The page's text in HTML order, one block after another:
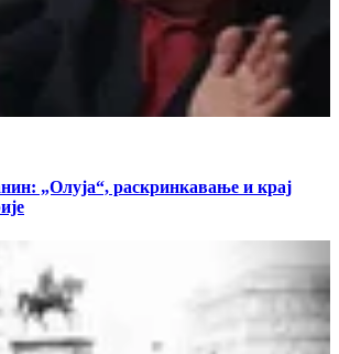
„Олуја“, раскринкавање и крај